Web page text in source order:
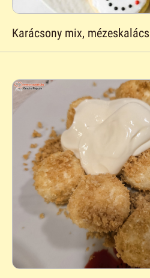
Karácsony mix, mézeskalács